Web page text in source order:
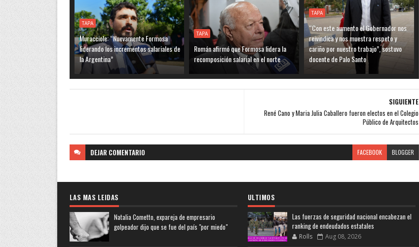
TAPA
Muracciole: “Nuevamente Formosa
liderando los incrementos salariales de
la Argentina”
TAPA
Román afirmó que Formosa lidera la
recomposición salarial en el norte
TAPA
“Con este aumento el Gobernador nos
reivindica y nos muestra respeto y
cariño por nuestro trabajo”, sostuvo
docente de Palo Santo
SIGUIENTE
René Cano y Maria Julia Caballero fueron electos en el Colegio
Público de Arquitectos
DEJAR COMENTARIO FACEBOOK BLOGGER
LAS MAS LEIDAS
Natalia Cometto, expareja de empresario
golpeador dijo que se fue del país "por miedo"
ULTIMOS
Las fuerzas de seguridad nacional encabezan el
ranking de endeudados estatales
Rolls Aug 08, 2026